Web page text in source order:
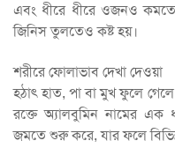
এবং ধীরে ধীরে ওজনও
জিনিস তুলতেও কষ্ট হয়।
শরীরে ফোলাভাব দেখা দেওয়া
হঠাৎ হাত, পা বা মুখ ফুলে
রক্তে অ্যালবুমিন নামের এক
জমতে শুরু করে, যার ফলে